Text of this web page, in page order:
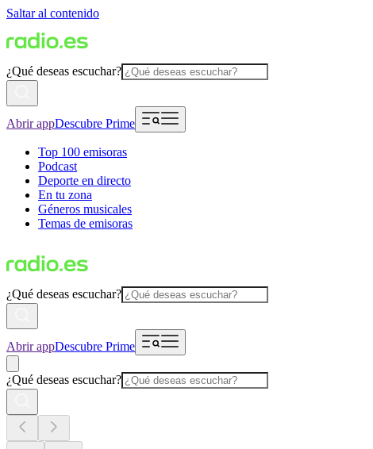
Saltar al contenido
¿Qué deseas escuchar?
Abrir appDescubre Prime
Top 100 emisoras
Podcast
Deporte en directo
En tu zona
Géneros musicales
Temas de emisoras
¿Qué deseas escuchar?
Abrir appDescubre Prime
¿Qué deseas escuchar?